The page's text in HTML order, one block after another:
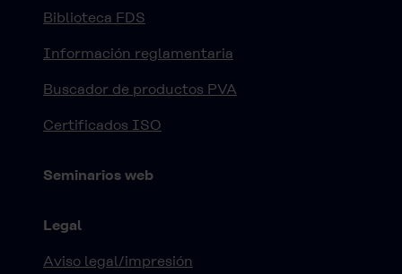
Biblioteca FDS
Información reglamentaria
Buscador de productos PVA
Certificados ISO
Seminarios web
Legal
Aviso legal/impresión